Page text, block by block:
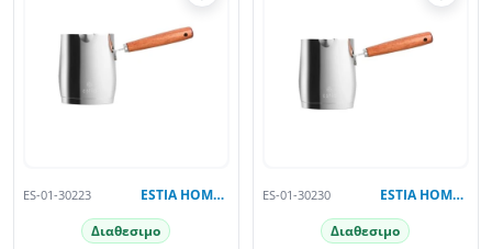
ES-01-30223 ESTIA HOME ART
Διαθεσιμο
ES-01-30230 ESTIA HOME ART
Διαθεσιμο